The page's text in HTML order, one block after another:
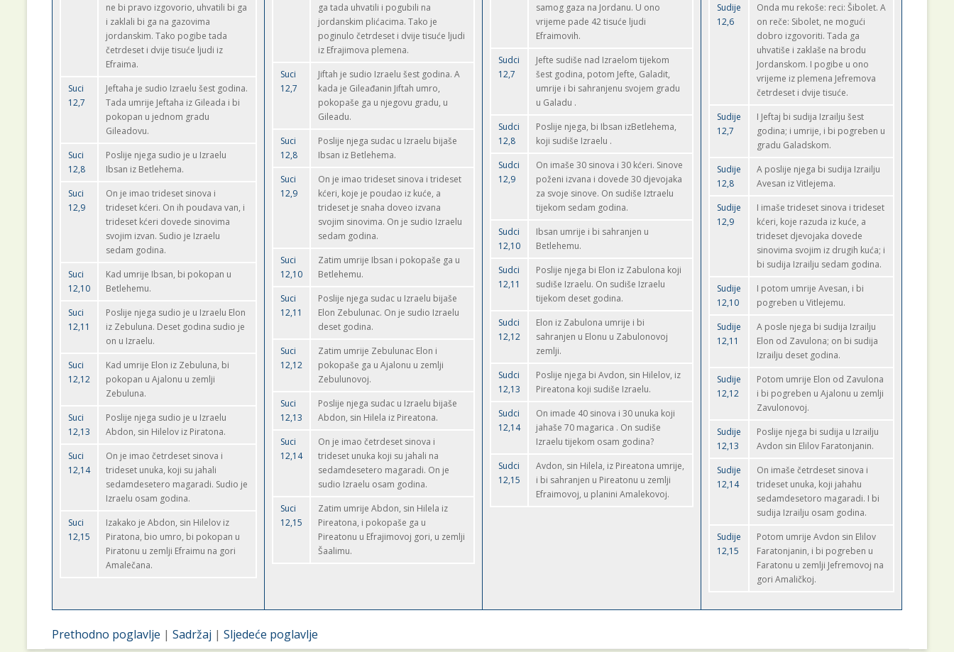
ne bi pravo izgovorio, uhvatili bi ga
i zaklali bi ga na gazovima
jordanskim. Tako pogibe tada
četrdeset i dvije tisuće ljudi iz
Efraima.
Suci
12,7
Jeftaha je sudio Izraelu šest godina.
Tada umrije Jeftaha iz Gileada i bi
pokopan u jednom gradu
Gileadovu.
Suci
12,8
Poslije njega sudio je u Izraelu
Ibsan iz Betlehema.
Suci
12,9
On je imao trideset sinova i
trideset kćeri. On ih poudava van, i
trideset kćeri dovede sinovima
svojim izvan. Sudio je Izraelu
sedam godina.
Suci
12,10
Kad umrije Ibsan, bi pokopan u
Betlehemu.
Suci
12,11
Poslije njega sudio je u Izraelu Elon
iz Zebuluna. Deset godina sudio je
on u Izraelu.
Suci
12,12
Kad umrije Elon iz Zebuluna, bi
pokopan u Ajalonu u zemlji
Zebuluna.
Suci
12,13
Poslije njega sudio je u Izraelu
Abdon, sin Hilelov iz Piratona.
Suci
12,14
On je imao četrdeset sinova i
trideset unuka, koji su jahali
sedamdesetero magaradi. Sudio je
Izraelu osam godina.
Suci
12,15
Izakako je Abdon, sin Hilelov iz
Piratona, bio umro, bi pokopan u
Piratonu u zemlji Efraimu na gori
Amalečana.
ga tada uhvatili i pogubili na
jordanskim plićacima. Tako je
poginulo četrdeset i dvije tisuće ljudi
iz Efrajimova plemena.
Suci
12,7
Jiftah je sudio Izraelu šest godina. A
kada je Gileađanin Jiftah umro,
pokopaše ga u njegovu gradu, u
Gileadu.
Suci
12,8
Poslije njega sudac u Izraelu bijaše
Ibsan iz Betlehema.
Suci
12,9
On je imao trideset sinova i trideset
kćeri, koje je poudao iz kuće, a
trideset je snaha doveo izvana
svojim sinovima. On je sudio Izraelu
sedam godina.
Suci
12,10
Zatim umrije Ibsan i pokopaše ga u
Betlehemu.
Suci
12,11
Poslije njega sudac u Izraelu bijaše
Elon Zebulunac. On je sudio Izraelu
deset godina.
Suci
12,12
Zatim umrije Zebulunac Elon i
pokopaše ga u Ajalonu u zemlji
Zebulunovoj.
Suci
12,13
Poslije njega sudac u Izraelu bijaše
Abdon, sin Hilela iz Pireatona.
Suci
12,14
On je imao četrdeset sinova i
trideset unuka koji su jahali na
sedamdesetero magaradi. On je
sudio Izraelu osam godina.
Suci
12,15
Zatim umrije Abdon, sin Hilela iz
Pireatona, i pokopaše ga u
Pireatonu u Efrajimovoj gori, u zemlji
Šaalimu.
samog gaza na Jordanu. U ono
vrijeme pade 42 tisuće ljudi
Efraimovih.
Sudci
12,7
Jefte sudiše nad Izraelom tijekom
šest godina, potom Jefte, Galadit,
umrije i bi sahranjenu svojem gradu
u Galadu .
Sudci
12,8
Poslije njega, bi Ibsan izBetlehema,
koji sudiše Izraelu .
Sudci
12,9
On imaše 30 sinova i 30 kćeri. Sinove
poženi izvana i dovede 30 djevojaka
za svoje sinove. On sudiše Iztraelu
tijekom sedam godina.
Sudci
12,10
Ibsan umrije i bi sahranjen u
Betlehemu.
Sudci
12,11
Poslije njega bi Elon iz Zabulona koji
sudiše Izraelu. On sudiše Izraelu
tijekom deset godina.
Sudci
12,12
Elon iz Zabulona umrije i bi
sahranjen u Elonu u Zabulonovoj
zemlji.
Sudci
12,13
Poslije njega bi Avdon, sin Hilelov, iz
Pireatona koji sudiše Izraelu.
Sudci
12,14
On imade 40 sinova i 30 unuka koji
jahaše 70 magarica . On sudiše
Izraelu tijekom osam godina?
Sudci
12,15
Avdon, sin Hilela, iz Pireatona umrije,
i bi sahranjen u Pireatonu u zemlji
Efraimovoj, u planini Amalekovoj.
Sudije
12,6
Onda mu rekoše: reci: Šibolet. A
on reče: Sibolet, ne mogući
dobro izgovoriti. Tada ga
uhvatiše i zaklaše na brodu
Jordanskom. I pogibe u ono
vrijeme iz plemena Jefremova
četrdeset i dvije tisuće.
Sudije
12,7
I Jeftaj bi sudija Izrailju šest
godina; i umrije, i bi pogreben u
gradu Galadskom.
Sudije
12,8
A poslije njega bi sudija Izrailju
Avesan iz Vitlejema.
Sudije
12,9
I imaše trideset sinova i trideset
kćeri, koje razuda iz kuće, a
trideset djevojaka dovede
sinovima svojim iz drugih kuća; i
bi sudija Izrailju sedam godina.
Sudije
12,10
I potom umrije Avesan, i bi
pogreben u Vitlejemu.
Sudije
12,11
A posle njega bi sudija Izrailju
Elon od Zavulona; on bi sudija
Izrailju deset godina.
Sudije
12,12
Potom umrije Elon od Zavulona
i bi pogreben u Ajalonu u zemlji
Zavulonovoj.
Sudije
12,13
Poslije njega bi sudija u Izrailju
Avdon sin Elilov Faratonjanin.
Sudije
12,14
On imaše četrdeset sinova i
trideset unuka, koji jahahu
sedamdesetoro magaradi. I bi
sudija Izrailju osam godina.
Sudije
12,15
Potom umrije Avdon sin Elilov
Faratonjanin, i bi pogreben u
Faratonu u zemlji Jefremovoj na
gori Amaličkoj.
Prethodno poglavlje | Sadržaj | Sljedeće poglavlje